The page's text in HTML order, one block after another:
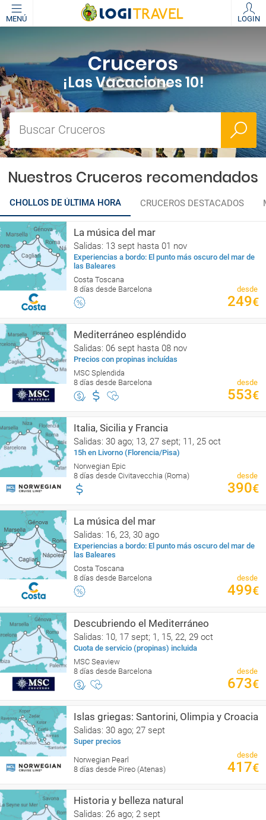
MENÚ LOGIN
Cruceros
¡Las Vacaciones 10!
Buscar Cruceros
Nuestros Cruceros recomendados
CHOLLOS DE ÚLTIMA HORA CRUCEROS DESTACADOS
La música del mar
Salidas: 13 sept hasta 01 nov
Experiencias a bordo: El punto más oscuro del mar de
las Baleares
Costa Toscana
8 días desde Barcelona
desde
249€
Mediterráneo espléndido
Salidas: 06 sept hasta 08 nov
Precios con propinas incluídas
MSC Splendida
8 días desde Barcelona
desde
553€
Italia, Sicilia y Francia
Salidas: 30 ago; 13, 27 sept; 11, 25 oct
15h en Livorno (Florencia/Pisa)
Norwegian Epic
8 días desde Civitavecchia (Roma)
desde
390€
La música del mar
Salidas: 16, 23, 30 ago
Experiencias a bordo: El punto más oscuro del mar de
las Baleares
Costa Toscana
8 días desde Barcelona
desde
499€
Descubriendo el Mediterráneo
Salidas: 10, 17 sept; 1, 15, 22, 29 oct
Cuota de servicio (propinas) incluida
MSC Seaview
8 días desde Barcelona
desde
673€
Islas griegas: Santorini, Olimpia y Croacia
Salidas: 30 ago; 27 sept
Super precios
Norwegian Pearl
8 días desde Pireo (Atenas)
desde
417€
Historia y belleza natural
Salidas: 26 ago; 2 sept